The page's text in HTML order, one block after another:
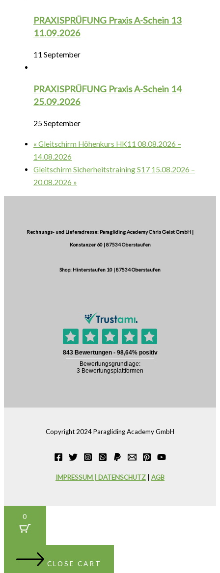
PRAXISPRÜFUNG Praxis A-Schein 13
11.09.2026
11 September
PRAXISPRÜFUNG Praxis A-Schein 14
25.09.2026
25 September
« Gleitschirm Höhenkurs HK11 08.08.2026 –
14.08.2026
Gleitschirm Sicherheitstraining S17 15.08.2026 –
20.08.2026 »
Rechnungs- und Lieferadresse: Paragliding Academy Chris Geist GmbH |
Konstanzer 60 | 87534 Oberstaufen
Shop: Hinterstaufen 10 | 87534 Oberstaufen
Copyright 2024 Paragliding Academy GmbH
IMPRESSUM | DATENSCHUTZ AGB
0
CLOSE CART